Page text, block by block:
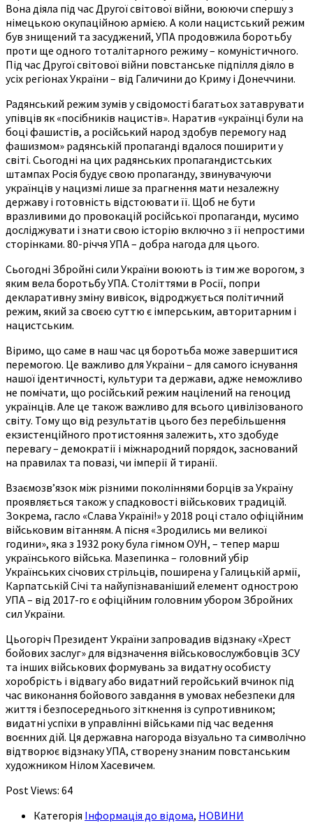
Вона діяла під час Другої світової війни, воюючи спершу з
німецькою окупаційною армією. А коли нацистський режим
був знищений та засуджений, УПА продовжила боротьбу
проти ще одного тоталітарного режиму – комуністичного.
Під час Другої світової війни повстанське підпілля діяло в
усіх регіонах України – від Галичини до Криму і Донеччини.
Радянський режим зумів у свідомості багатьох затаврувати
упівців як «посібників нацистів». Наратив «українці були на
боці фашистів, а російський народ здобув перемогу над
фашизмом» радянській пропаганді вдалося поширити у
світі. Сьогодні на цих радянських пропагандистських
штампах Росія будує свою пропаганду, звинувачуючи
українців у нацизмі лише за прагнення мати незалежну
державу і готовність відстоювати її. Щоб не бути
вразливими до провокацій російської пропаганди, мусимо
досліджувати і знати свою історію включно з її непростими
сторінками. 80-річчя УПА – добра нагода для цього.
Сьогодні Збройні сили України воюють із тим же ворогом, з
яким вела боротьбу УПА. Століттями в Росії, попри
декларативну зміну вивісок, відроджується політичний
режим, який за своєю суттю є імперським, авторитарним і
нацистським.
Віримо, що саме в наш час ця боротьба може завершитися
перемогою. Це важливо для України – для самого існування
нашої ідентичності, культури та держави, адже неможливо
не помічати, що російський режим націлений на геноцид
українців. Але це також важливо для всього цивілізованого
світу. Тому що від результатів цього без перебільшення
екзистенційного протистояння залежить, хто здобуде
перевагу – демократії і міжнародний порядок, заснований
на правилах та повазі, чи імперії й тиранії.
Взаємозв’язок між різними поколіннями борців за Україну
проявляється також у спадковості військових традицій.
Зокрема, гасло «Слава Україні!» у 2018 році стало офіційним
військовим вітанням. А пісня «Зродились ми великої
години», яка з 1932 року була гімном ОУН, – тепер марш
українського війська. Мазепинка – головний убір
Українських січових стрільців, поширена у Галицькій армії,
Карпатській Січі та найупізнаваніший елемент однострою
УПА – від 2017-го є офіційним головним убором Збройних
сил України.
Цьогоріч Президент України запровадив відзнаку «Хрест
бойових заслуг» для відзначення військовослужбовців ЗСУ
та інших військових формувань за видатну особисту
хоробрість і відвагу або видатний геройський вчинок під
час виконання бойового завдання в умовах небезпеки для
життя і безпосереднього зіткнення із супротивником;
видатні успіхи в управлінні військами під час ведення
воєнних дій. Ця державна нагорода візуально та символічно
відтворює відзнаку УПА, створену знаним повстанським
художником Нілом Хасевичем.
Post Views: 64
Категорія Інформація до відома, НОВИНИ